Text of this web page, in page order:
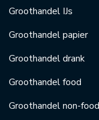
Groothandel IJs
Groothandel papier
Groothandel drank
Groothandel food
Groothandel non-food